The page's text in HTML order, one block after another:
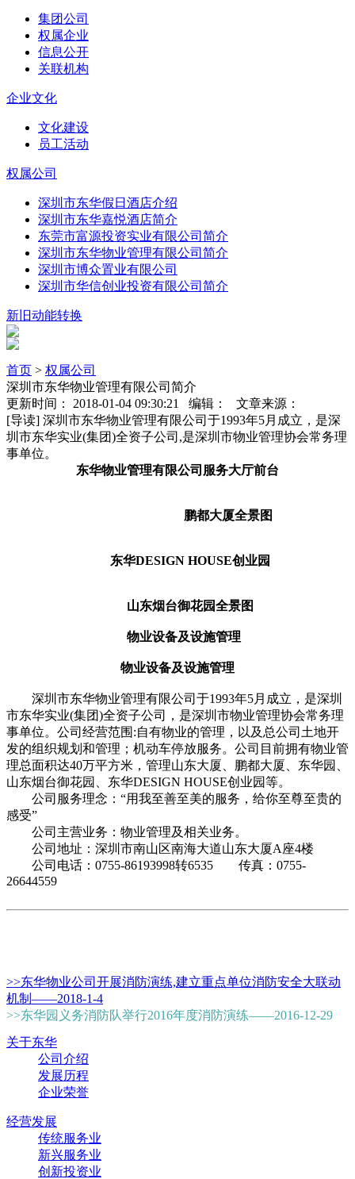
集团公司
权属企业
信息公开
关联机构
企业文化
文化建设
员工活动
权属公司
深圳市东华假日酒店介绍
深圳市东华嘉悦酒店简介
东莞市富源投资实业有限公司简介
深圳市东华物业管理有限公司简介
深圳市博众置业有限公司
深圳市华信创业投资有限公司简介
新旧动能转换
首页 > 权属公司
深圳市东华物业管理有限公司简介
更新时间： 2018-01-04 09:30:21 编辑： 文章来源：
[导读] 深圳市东华物业管理有限公司于1993年5月成立，是深
圳市东华实业(集团)全资子公司,是深圳市物业管理协会常务理
事单位。
东华物业管理有限公司服务大厅前台
鹏都大厦全景图
东华DESIGN HOUSE创业园
山东烟台御花园全景图
物业设备及设施管理
物业设备及设施管理
深圳市东华物业管理有限公司于1993年5月成立，是深圳
市东华实业(集团)全资子公司，是深圳市物业管理协会常务理
事单位。公司经营范围:自有物业的管理，以及总公司土地开
发的组织规划和管理；机动车停放服务。公司目前拥有物业管
理总面积达40万平方米，管理山东大厦、鹏都大厦、东华园、
山东烟台御花园、东华DESIGN HOUSE创业园等。
公司服务理念：“用我至善至美的服务，给你至尊至贵的
感受”
公司主营业务：物业管理及相关业务。
公司地址：深圳市南山区南海大道山东大厦A座4楼
公司电话：0755-86193998转6535 传真：0755-
26644559
>>东华物业公司开展消防演练,建立重点单位消防安全大联动
机制——2018-1-4
>>东华园义务消防队举行2016年度消防演练——2016-12-29
关于东华
公司介绍
发展历程
企业荣誉
经营发展
传统服务业
新兴服务业
创新投资业